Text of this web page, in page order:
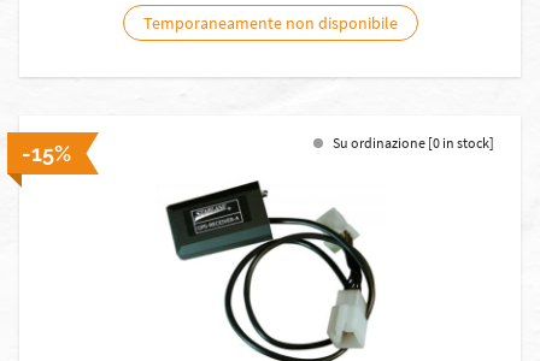
Temporaneamente non disponibile
-15% Su ordinazione [0 in stock]